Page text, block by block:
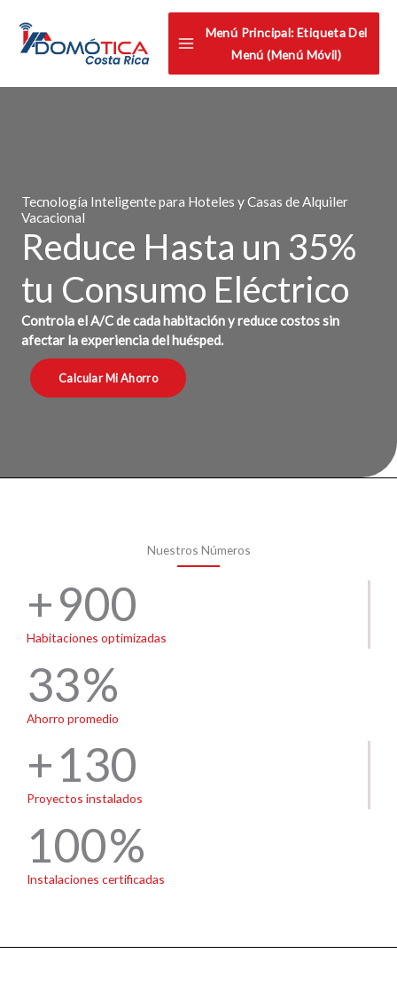
Menú Principal: Etiqueta Del
Menú (menú Móvil)
Tecnología Inteligente para Hoteles y Casas de Alquiler
Vacacional
Reduce Hasta un 35%
tu Consumo Eléctrico
Controla el A/C de cada habitación y reduce costos sin
afectar la experiencia del huésped.
Calcular Mi Ahorro
Nuestros Números
900
Habitaciones optimizadas
33
Ahorro promedio
130
Proyectos instalados
100
Instalaciones certificadas